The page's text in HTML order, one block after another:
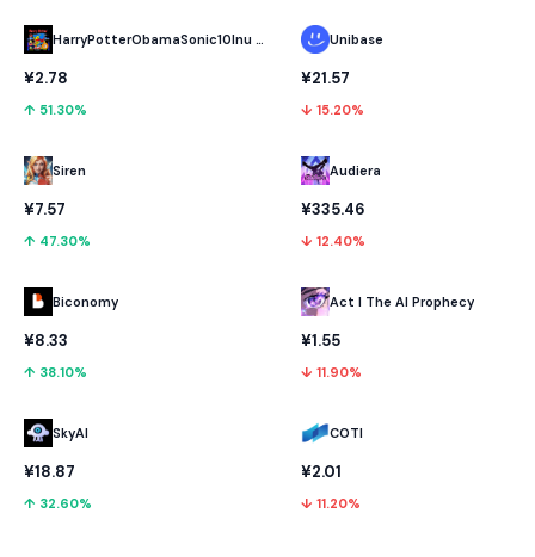
HarryPotterObamaSonic10Inu (ETH)
¥2.78
↑ 51.30%
Siren
¥7.57
↑ 47.30%
Biconomy
¥8.33
↑ 38.10%
SkyAI
¥18.87
↑ 32.60%
Unibase
¥21.57
↓ 15.20%
Audiera
¥335.46
↓ 12.40%
Act I The AI Prophecy
¥1.55
↓ 11.90%
COTI
¥2.01
↓ 11.20%